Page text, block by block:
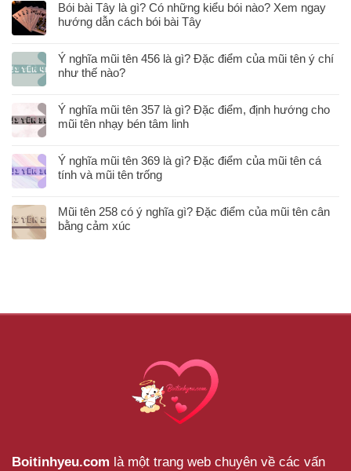
Bói bài Tây là gì? Có những kiểu bói nào? Xem ngay
hướng dẫn cách bói bài Tây
Ý nghĩa mũi tên 456 là gì? Đặc điểm của mũi tên ý chí
như thế nào?
Ý nghĩa mũi tên 357 là gì? Đặc điểm, định hướng cho
mũi tên nhạy bén tâm linh
Ý nghĩa mũi tên 369 là gì? Đặc điểm của mũi tên cá
tính và mũi tên trống
Mũi tên 258 có ý nghĩa gì? Đặc điểm của mũi tên cân
bằng cảm xúc
Boitinhyeu.com là một trang web chuyên về các vấn